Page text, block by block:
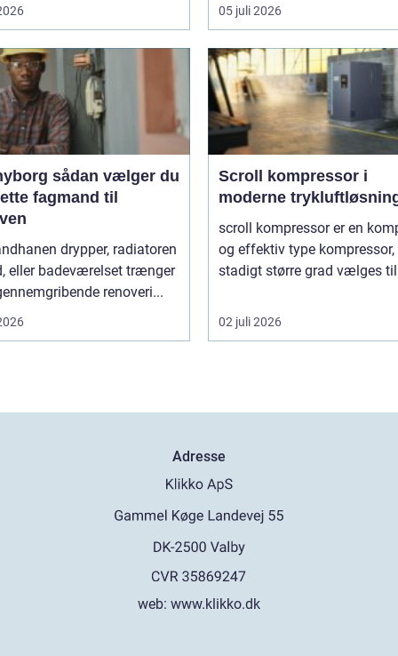
05 juli 2026
vælger du
fagmand til
drypper, radiatoren
eller badeværelset trænger
renoveri...
Scroll kompressor i
moderne
scroll kompressor er en
og effektiv type
stadigt større grad vælges
02 juli 2026
Adresse
web: www.klikko.dk